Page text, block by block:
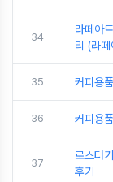
34
라떼아
리 (라
35 커피용
36 커피용
37
로스터
후기